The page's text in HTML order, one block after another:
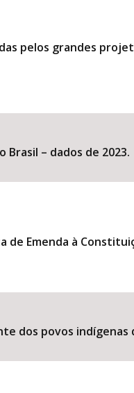
pelos grandes
– dados de 2023.
Emenda à
dos povos indígenas